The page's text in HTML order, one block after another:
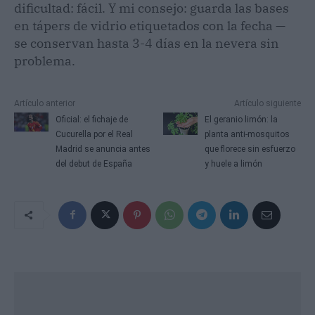
dificultad: fácil. Y mi consejo: guarda las bases
en tápers de vidrio etiquetados con la fecha —
se conservan hasta 3-4 días en la nevera sin
problema.
Artículo anterior
Oficial: el fichaje de
Cucurella por el Real
Madrid se anuncia antes
del debut de España
Artículo siguiente
El geranio limón: la
planta anti-mosquitos
que florece sin esfuerzo
y huele a limón